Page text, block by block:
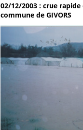
02/12/2003 : crue
commune de GIVORS